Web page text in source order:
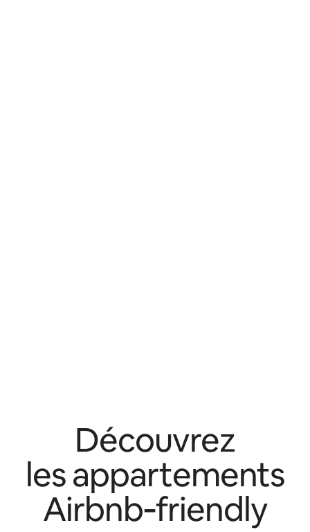
Découvrez
les appartements
Airbnb‑friendly